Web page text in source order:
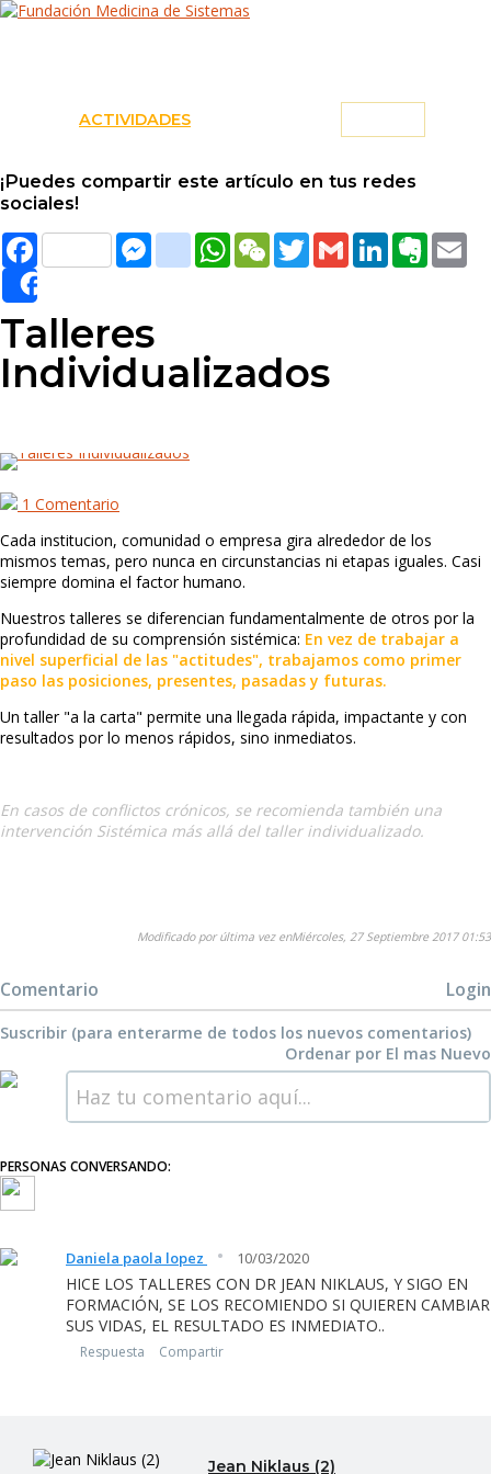
ACTIVIDADES
¡Puedes compartir este artículo en tus redes
sociales!
MessengerinstagramWhatsAppWeChatTwitter Gmail LinkedInEvernote
Share
Talleres
Individualizados
1 Comentario
Cada institucion, comunidad o empresa gira alrededor de los
mismos temas, pero nunca en circunstancias ni etapas iguales. Casi
siempre domina el factor humano.
Nuestros talleres se diferencian fundamentalmente de otros por la
profundidad de su comprensión sistémica: En vez de trabajar a
nivel superficial de las "actitudes", trabajamos como primer
paso las posiciones, presentes, pasadas y futuras.
Un taller "a la carta" permite una llegada rápida, impactante y con
resultados por lo menos rápidos, sino inmediatos.
En casos de conflictos crónicos, se recomienda también una
intervención Sistémica más allá del taller individualizado.
Modificado por última vez enMiércoles, 27 Septiembre 2017 01:53
Comentario Login
Suscribir (para enterarme de todos los nuevos comentarios)
Ordenar por El mas Nuevo
Haz tu comentario aquí...
PERSONAS CONVERSANDO:
Daniela paola lopez · 10/03/2020
HICE LOS TALLERES CON DR JEAN NIKLAUS, Y SIGO EN
FORMACIÓN, SE LOS RECOMIENDO SI QUIEREN CAMBIAR
SUS VIDAS, EL RESULTADO ES INMEDIATO..
Respuesta Compartir
Jean Niklaus (2)